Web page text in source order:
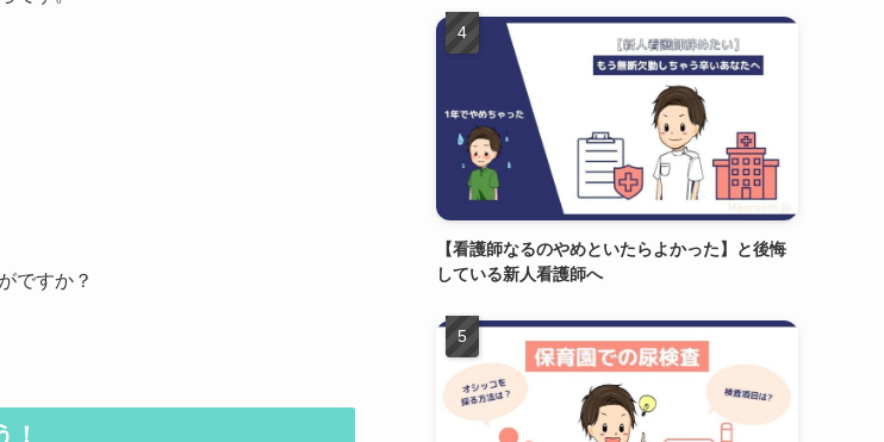
ですか？
！
【看護師なるのやめといたらよかった】と後悔
している新人看護師へ